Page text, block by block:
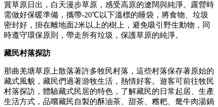
賞草原日出，白天漫步草原，感受高原的遼闊與純淨。露營時
需做好保暖準備，攜帶-20℃以下溫標的睡袋，將食物、垃圾
密封好，掛在離地面2米以上的樹上，避免吸引野生動物，同
時遵守環保原則，帶走所有垃圾，保護草原的純淨。
藏民村落探訪
那曲羌塘草原上散落著許多牧民村落，這些村落保存著原始的
藏式風貌，藏民們過著游牧生活，熱情好客。遊客可前往牧民
村落探訪，體驗藏式民居的特色，了解藏民的日常起居、生產
生活方式，品嚐藏民自製的酥油茶、甜茶、糌粑、氂牛肉湯鍋